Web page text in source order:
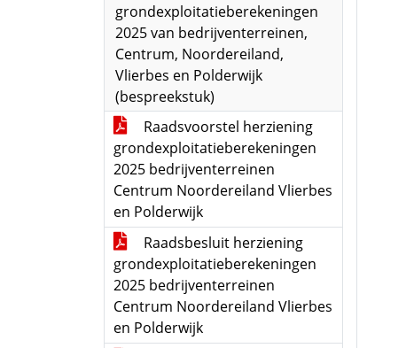
grondexploitatieberekeningen
2025 van bedrijventerreinen,
Centrum, Noordereiland,
Vlierbes en Polderwijk
(bespreekstuk)
Raadsvoorstel herziening
grondexploitatieberekeningen
2025 bedrijventerreinen
Centrum Noordereiland Vlierbes
en Polderwijk
Raadsbesluit herziening
grondexploitatieberekeningen
2025 bedrijventerreinen
Centrum Noordereiland Vlierbes
en Polderwijk